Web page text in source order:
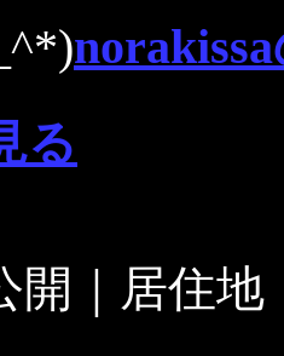
る
開｜居住